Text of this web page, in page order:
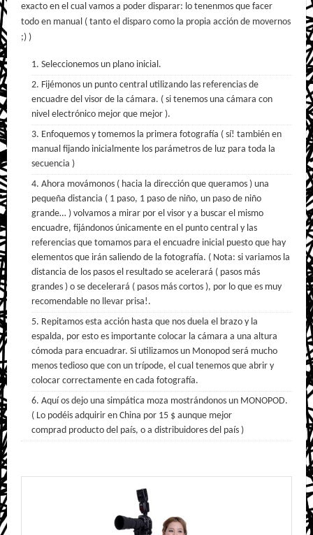
exacto en el cual vamos a poder disparar: lo tenenmos que facer
todo en manual ( tanto el disparo como la propia acción de movernos
;) )
Seleccionemos un plano inicial.
Fijémonos un punto central utilizando las referencias de
encuadre del visor de la cámara. ( si tenemos una cámara con
nivel electrónico mejor que mejor ).
Enfoquemos y tomemos la primera fotografía ( sí! también en
manual fijando inicialmente los parámetros de luz para toda la
secuencia )
Ahora movámonos ( hacia la dirección que queramos ) una
pequeña distancia ( 1 paso, 1 paso de niño, un paso de niño
grande… ) volvamos a mirar por el visor y a buscar el mismo
encuadre, fijándonos únicamente en el punto central y las
referencias que tomamos para el encuadre inicial puesto que hay
elementos que irán saliendo de la fotografía. ( Nota: si variamos la
distancia de los pasos el resultado se acelerará ( pasos más
grandes ) o se decelerará ( pasos más cortos ), por lo que es muy
recomendable no llevar prisa!.
Repitamos esta acción hasta que nos duela el brazo y la
espalda, por esto es importante colocar la cámara a una altura
cómoda para encuadrar. Si utilizamos un Monopod será mucho
menos tedioso que con un trípode, el cual tenemos que abrir y
colocar correctamente en cada fotografía.
Aquí os dejo una simpática moza mostrándonos un MONOPOD.
( Lo podéis adquirir en China por 15 $ aunque mejor
comprad producto del país, o a distribuidores del país )